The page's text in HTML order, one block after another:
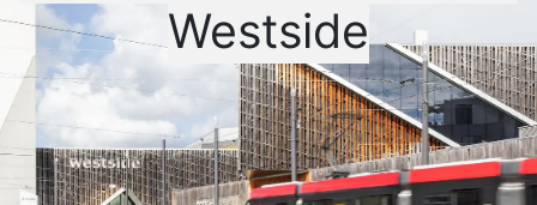
Westside